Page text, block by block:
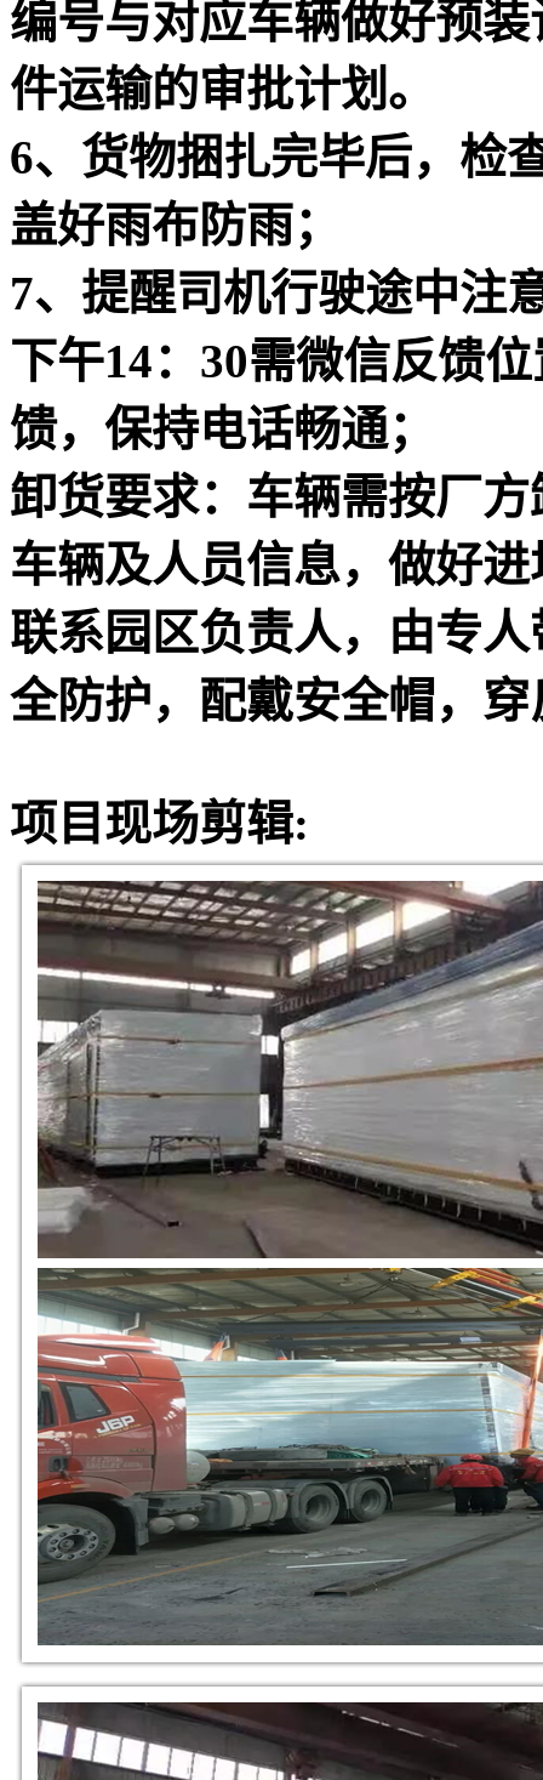
编号与对应车辆做好预
件运输的审批计划。
6、货物捆扎完毕后，检
盖好雨布防雨；
7、提醒司机行驶途中注
下午14：30需微信反馈
馈，保持电话畅通；
卸货要求： 车辆需按厂
车辆及人员信息，做好
联系园区负责人，由专
全防护，配戴安全帽，
项目现场剪辑: